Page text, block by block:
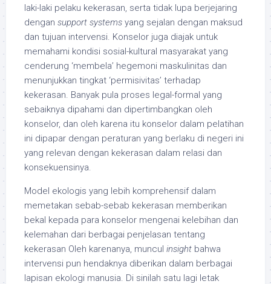
laki-laki pelaku kekerasan, serta tidak lupa berjejaring
dengan support systems yang sejalan dengan maksud
dan tujuan intervensi. Konselor juga diajak untuk
memahami kondisi sosial-kultural masyarakat yang
cenderung ‘membela’ hegemoni maskulinitas dan
menunjukkan tingkat ‘permisivitas’ terhadap
kekerasan. Banyak pula proses legal-formal yang
sebaiknya dipahami dan dipertimbangkan oleh
konselor, dan oleh karena itu konselor dalam pelatihan
ini dipapar dengan peraturan yang berlaku di negeri ini
yang relevan dengan kekerasan dalam relasi dan
konsekuensinya.
Model ekologis yang lebih komprehensif dalam
memetakan sebab-sebab kekerasan memberikan
bekal kepada para konselor mengenai kelebihan dan
kelemahan dari berbagai penjelasan tentang
kekerasan Oleh karenanya, muncul insight bahwa
intervensi pun hendaknya diberikan dalam berbagai
lapisan ekologi manusia. Di sinilah satu lagi letak